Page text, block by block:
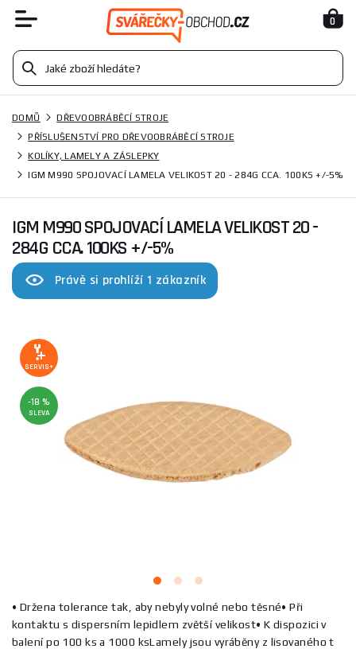
0
DOMŮ
DŘEVOOBRÁBĚCÍ STROJE
PŘÍSLUŠENSTVÍ PRO DŘEVOOBRÁBĚCÍ STROJE
KOLÍKY, LAMELY A ZÁSLEPKY
IGM M990 SPOJOVACÍ LAMELA VELIKOST 20 - 284G CCA. 100KS +/-5%
IGM M990 SPOJOVACÍ LAMELA VELIKOST 20 -
284G CCA. 100KS +/-5%
Právě si prohlíží 1 zákazník
SERVIS+
-18 %
SLEVA
• Držena tolerance tak, aby nebyly volné nebo těsné• Při
kontaktu s dispersním lepidlem zvětší velikost• K dispozici v
balení po 100 ks a 1000 ksLamely jsou vyráběny z lisovaného t